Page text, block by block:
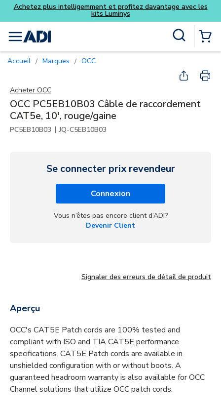
Skip to main content
les
menu
Accueil / Marques / OCC
Acheter OCC
OCC PC5EB10B03 Câble de raccordement
CAT5e, 10', rouge/gaine
PC5EB10B03 | JQ-C5EB10B03
Se connecter prix revendeur
Connexion
Vous n’êtes pas encore client d’ADI?
Devenir Client
Signaler des erreurs de détail de produit
Aperçu
OCC's CAT5E Patch cords are 100% tested and
compliant with ISO and TIA CAT5E performance
specifications. CAT5E Patch cords are available in
unshielded configuration with or without boots. A
guaranteed headroom warranty is also available for OCC
Channel solutions that utilize OCC patch cords.